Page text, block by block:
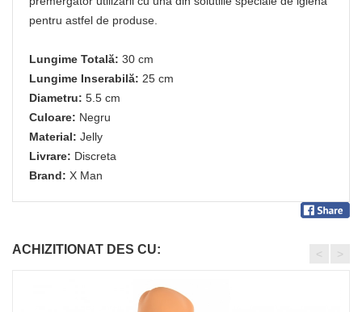
pentru astfel de produse.
Lungime Totală: 30 cm
Lungime Inserabilă: 25 cm
Diametru: 5.5 cm
Culoare: Negru
Material: Jelly
Livrare: Discreta
Brand: X Man
ACHIZITIONAT DES CU: < >